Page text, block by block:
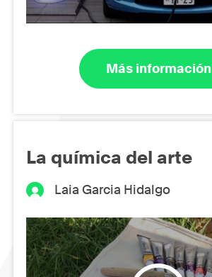
Más información
La química del arte
Laia Garcia Hidalgo